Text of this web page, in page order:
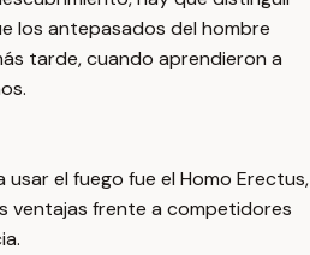
los antepasados del hombre
tarde, cuando aprendieron a
el fuego fue el Homo Erectus,
ventajas frente a competidores